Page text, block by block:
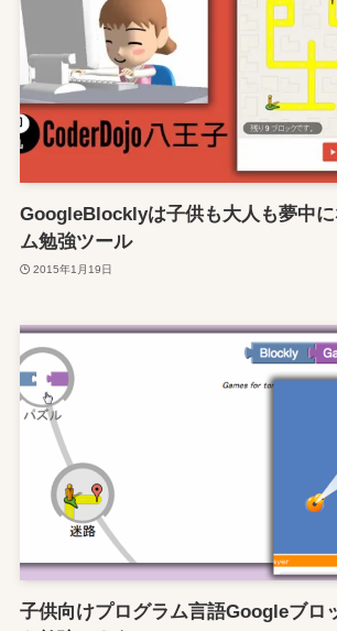
GoogleBlocklyは子供も大人も夢中
ム勉強ツール
2015年1月19日
子供向けプログラム言語Googleブロ